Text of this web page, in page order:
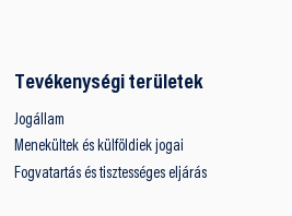
Tevékenységi területek
Jogállam
Menekültek és külföldiek jogai
Fogvatartás és tisztességes eljárás